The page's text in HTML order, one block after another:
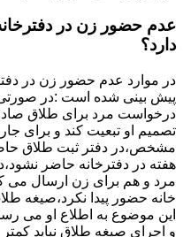
عدم حضور زن در
دارد؟
در موارد عدم حضور زن در
پیش بینی شده است :در
درخواست مرد برای طلاق
تصمیم او تبعیت کند و برای
مشخص،در دفتر ثبت طلاق
هفته در دفترخانه حاضر
مرد و هم برای زن ارسال می
خانه حضور پیدا نکرد،صیغه
این موضوع به اطلاع او می
و اجرای صیغه طلاق نباید